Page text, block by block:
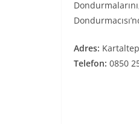
Adres:
Telefon: 0850